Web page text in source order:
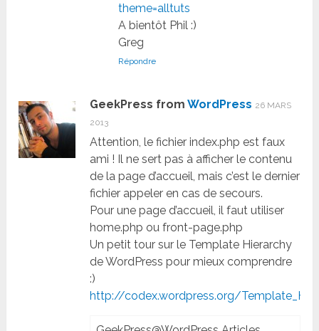
theme=alltuts
A bientôt Phil :)
Greg
Répondre
GeekPress fromWordPress 26 MARS
2013
Attention, le fichier index.php est faux
ami ! Il ne sert pas à afficher le contenu
de la page d’accueil, mais c’est le dernier
fichier appeler en cas de secours.
Pour une page d’accueil, il faut utiliser
home.php ou front-page.php
Un petit tour sur le Template Hierarchy
de WordPress pour mieux comprendre
:)
http://codex.wordpress.org/